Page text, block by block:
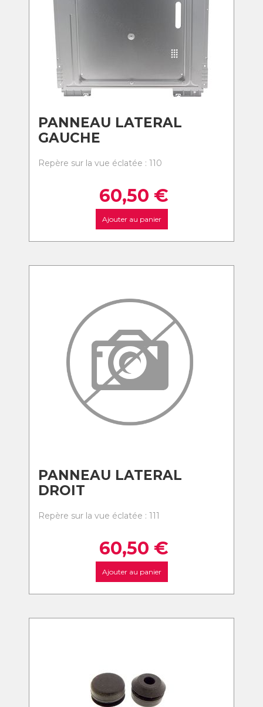
PANNEAU LATERAL
GAUCHE
Repère sur la vue éclatée : 110
60,50 €
Ajouter au panier
PANNEAU LATERAL
DROIT
Repère sur la vue éclatée : 111
60,50 €
Ajouter au panier